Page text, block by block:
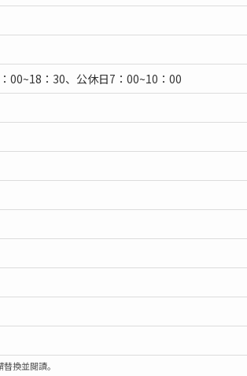
00~18：30、公休日7：00~10：00
換並閱讀。